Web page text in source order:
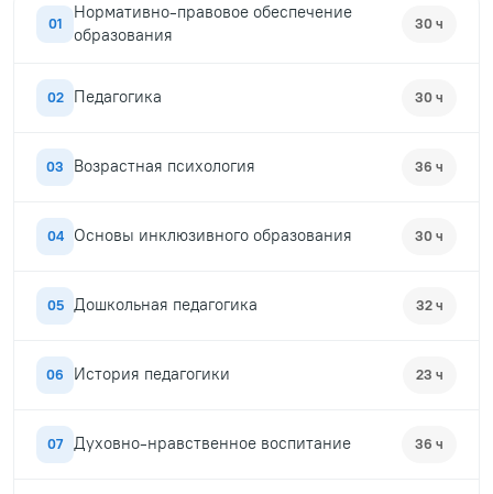
01
Нормативно-правовое обеспечение
образования
30 ч
02 Педагогика 30 ч
03 Возрастная психология 36 ч
04 Основы инклюзивного образования 30 ч
05 Дошкольная педагогика 32 ч
06 История педагогики 23 ч
07 Духовно-нравственное воспитание 36 ч